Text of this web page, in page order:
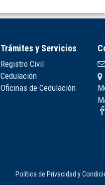
Trámites y Servicios
Registro Civil
Cedulación
Oficinas de Cedulación
Política de Privacidad y